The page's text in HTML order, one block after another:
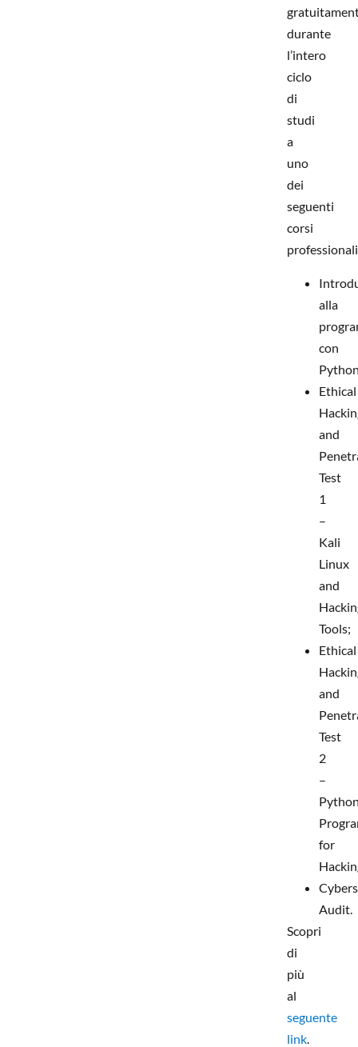
durante
l’intero
ciclo
di
studi
a
uno
dei
seguenti
corsi
alla
con
Ethical
and
Test
1
–
Kali
Linux
and
Tools;
Ethical
and
Test
2
–
for
Audit.
Scopri
di
più
al
seguente
link